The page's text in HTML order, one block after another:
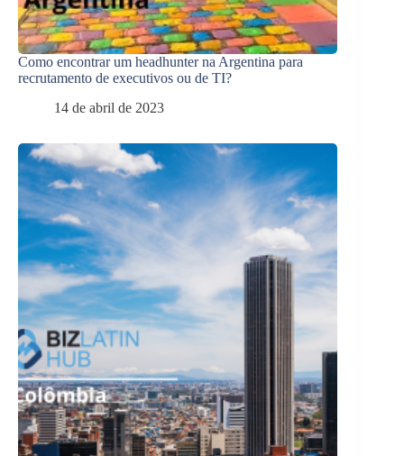
Como encontrar um headhunter na Argentina para
recrutamento de executivos ou de TI?
14 de abril de 2023